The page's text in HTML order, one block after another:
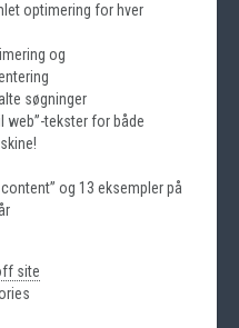
optimering for hver
og
søgninger
web”-tekster for både
og 13 eksempler på
site